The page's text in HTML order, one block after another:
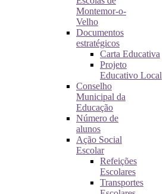
Montemor-o-
Velho
Documentos
estratégicos
Carta Educativa
Projeto
Educativo Local
Conselho
Municipal da
Educação
Número de
alunos
Ação Social
Escolar
Refeições
Escolares
Transportes